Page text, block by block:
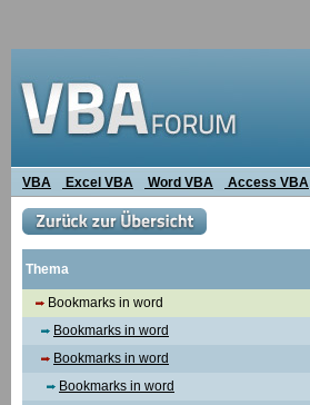
VBA Excel VBA Word VBA Access VBA
Thema
Bookmarks in word
Bookmarks in word
Bookmarks in word
Bookmarks in word